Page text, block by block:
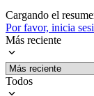
Cargando el
Por favor, inicia
Más reciente
Todos